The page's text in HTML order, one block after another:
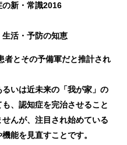
新・常識2016
活・予防の知恵
者とその予備軍だと推計され
いは近未来の「我が家」の
、認知症を完治させること
んが、注目され始めている
能を見直すことです。